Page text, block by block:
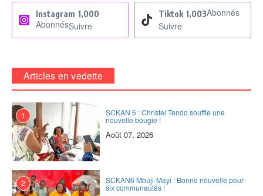
Instagram 1,000
AbonnésSuivre
Tiktok 1,003Abonnés
Suivre
Articles en vedette
1 SCKAN 6 : Christel Tendo souffle une
nouvelle bougie !
Août 07, 2026
2 SCKAN6 Mbuji-Mayi : Bonne nouvelle pour
six communautés !